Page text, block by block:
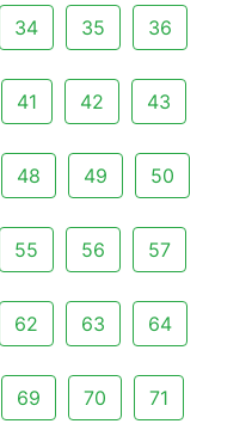
34 35 36
41 42 43
48 49 50
55 56 57
62 63 64
69 70 71